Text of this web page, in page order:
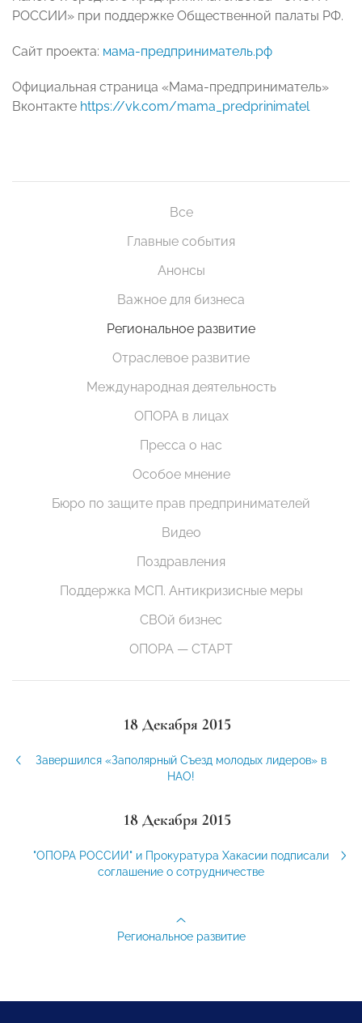
РОССИИ» при поддержке Общественной палаты РФ.
Сайт проекта: мама-предприниматель.рф
Официальная страница «Мама-предприниматель»
Вконтакте https://vk.com/mama_predprinimatel
Все
Главные события
Анонсы
Важное для бизнеса
Региональное развитие
Отраслевое развитие
Международная деятельность
ОПОРА в лицах
Пресса о нас
Особое мнение
Бюро по защите прав предпринимателей
Видео
Поздравления
Поддержка МСП. Антикризисные меры
СВОй бизнес
ОПОРА — СТАРТ
18 Декабря 2015
Завершился «Заполярный Съезд молодых лидеров» в
НАО!
18 Декабря 2015
"ОПОРА РОССИИ" и Прокуратура Хакасии подписали
соглашение о сотрудничестве
Региональное развитие